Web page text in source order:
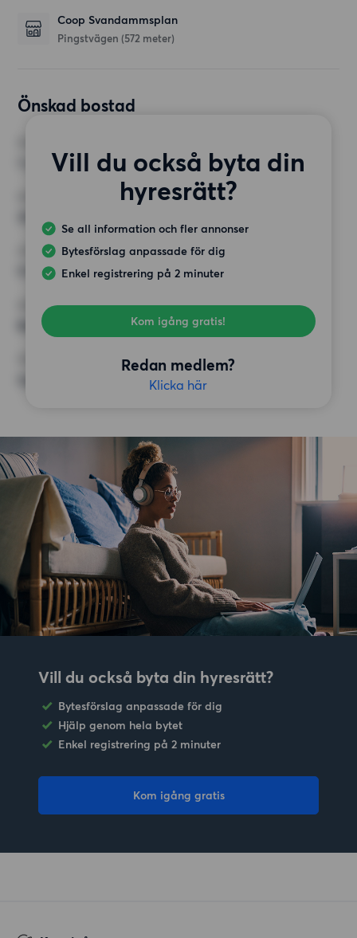
Coop Svandammsplan
Pingstvägen (572 meter)
Önskad bostad
Vill du också byta din
hyresrätt?
Se all information och fler annonser
Bytesförslag anpassade för dig
Enkel registrering på 2 minuter
Kom igång gratis!
Redan medlem?
Klicka här
MINST ANTAL KVADRATMETER
HÖGSTA HYRA
9 500 kr
Balkong, Hiss
ÖVRIGA PREFERENSER
Inga speciella preferenser
Vill du också byta din hyresrätt?
Bytesförslag anpassade för dig
Hjälp genom hela bytet
Enkel registrering på 2 minuter
Kom igång gratis